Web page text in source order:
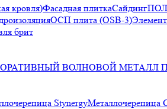
кровля)Фасадная плиткаСайдинг
ОСП плита (OSB-3)
брит
ВОЛНОВОЙ МЕТАЛЛ
StynergyМеталлочерепица